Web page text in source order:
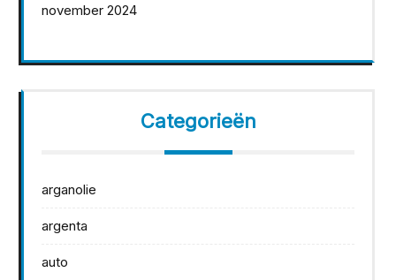
november 2024
Categorieën
arganolie
argenta
auto